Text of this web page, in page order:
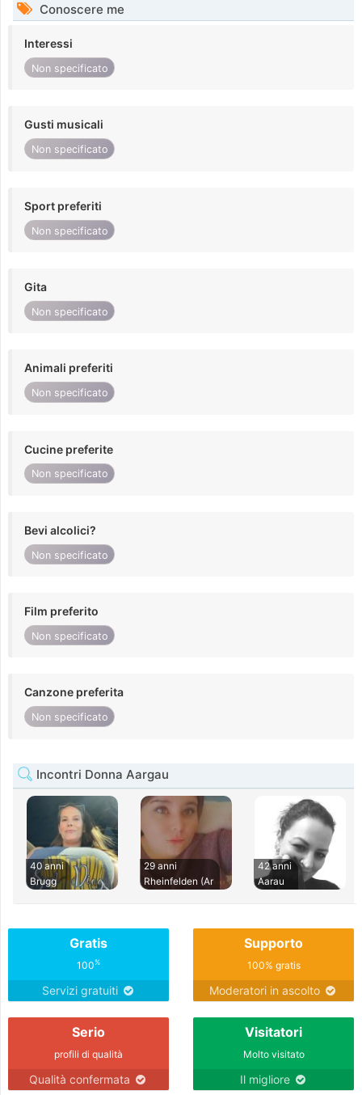
Conoscere me
Interessi
Non specificato
Gusti musicali
Non specificato
Sport preferiti
Non specificato
Gita
Non specificato
Animali preferiti
Non specificato
Cucine preferite
Non specificato
Bevi alcolici?
Non specificato
Film preferito
Non specificato
Canzone preferita
Non specificato
Incontri Donna Aargau
40 anni
Brugg
29 anni
Rheinfelden (Ar
42 anni
Aarau
Gratis
100%
Servizi gratuiti
Supporto
100% gratis
Moderatori in ascolto
Serio
profili di qualità
Qualità confermata
Visitatori
Molto visitato
Il migliore